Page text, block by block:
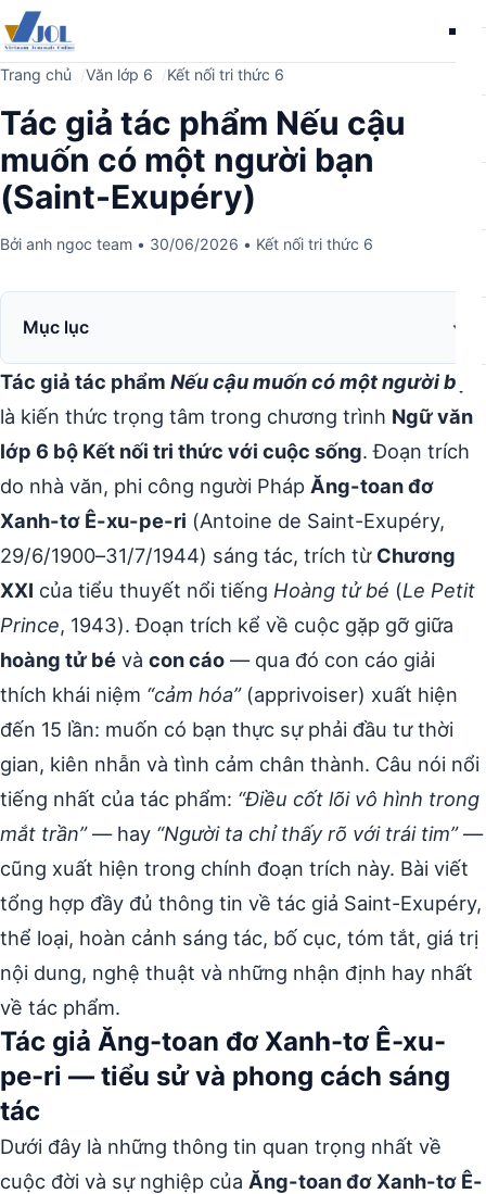
Trang chủ Văn lớp 6 Kết nối tri thức 6
Tác giả tác phẩm Nếu cậu
muốn có một người bạn
(Saint-Exupéry)
Bởi anh ngoc team • 30/06/2026 • Kết nối tri thức 6
Mục lục
Tác giả tác phẩm Nếu cậu muốn có một người bạn
là kiến thức trọng tâm trong chương trình Ngữ văn
lớp 6 bộ Kết nối tri thức với cuộc sống. Đoạn trích
do nhà văn, phi công người Pháp Ăng-toan đơ
Xanh-tơ Ê-xu-pe-ri (Antoine de Saint-Exupéry,
29/6/1900–31/7/1944) sáng tác, trích từ Chương
XXI của tiểu thuyết nổi tiếng Hoàng tử bé (Le Petit
Prince, 1943). Đoạn trích kể về cuộc gặp gỡ giữa
hoàng tử bé và con cáo — qua đó con cáo giải
thích khái niệm “cảm hóa”(apprivoiser) xuất hiện
đến 15 lần: muốn có bạn thực sự phải đầu tư thời
gian, kiên nhẫn và tình cảm chân thành. Câu nói nổi
tiếng nhất của tác phẩm: “Điều cốt lõi vô hình trong
mắt trần”— hay “Người ta chỉ thấy rõ với trái tim”—
cũng xuất hiện trong chính đoạn trích này. Bài viết
tổng hợp đầy đủ thông tin về tác giả Saint-Exupéry,
thể loại, hoàn cảnh sáng tác, bố cục, tóm tắt, giá trị
nội dung, nghệ thuật và những nhận định hay nhất
về tác phẩm.
Tác giả Ăng-toan đơ Xanh-tơ Ê-xu-
pe-ri — tiểu sử và phong cách sáng
tác
Dưới đây là những thông tin quan trọng nhất về
cuộc đời và sự nghiệp của Ăng-toan đơ Xanh-tơ Ê-